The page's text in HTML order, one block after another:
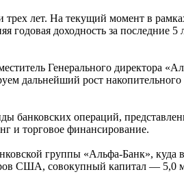
лет. На текущий момент в
доходность за последние 5
Генерального директора
дальнейший рост накопительного
банковских операций,
и торговое финансирование.
группы «Альфа-Банк», куда
США, совокупный капитал — 5,0